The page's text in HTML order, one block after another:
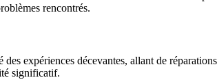
rencontrés.
expériences décevantes, allant de
significatif.